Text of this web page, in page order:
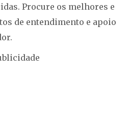
Procure os melhores e
de entendimento e apoio